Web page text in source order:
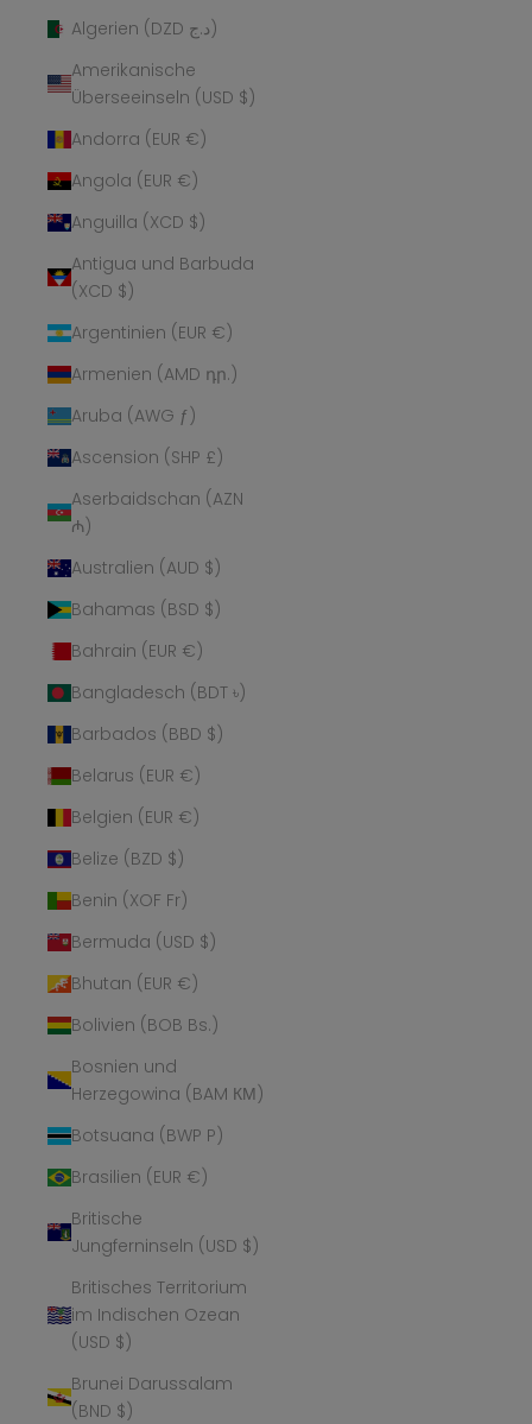
Algerien (DZD د.ج)
Amerikanische
Überseeinseln (USD $)
Andorra (EUR €)
Angola (EUR €)
Anguilla (XCD $)
Antigua und Barbuda
(XCD $)
Argentinien (EUR €)
Armenien (AMD դր.)
Aruba (AWG ƒ)
Ascension (SHP £)
Aserbaidschan (AZN
₼)
Australien (AUD $)
Bahamas (BSD $)
Bahrain (EUR €)
Bangladesch (BDT ৳)
Barbados (BBD $)
Belarus (EUR €)
Belgien (EUR €)
Belize (BZD $)
Benin (XOF Fr)
Bermuda (USD $)
Bhutan (EUR €)
Bolivien (BOB Bs.)
Bosnien und
Herzegowina (BAM КМ)
Botsuana (BWP P)
Brasilien (EUR €)
Britische
Jungferninseln (USD $)
Britisches Territorium
im Indischen Ozean
(USD $)
Brunei Darussalam
(BND $)